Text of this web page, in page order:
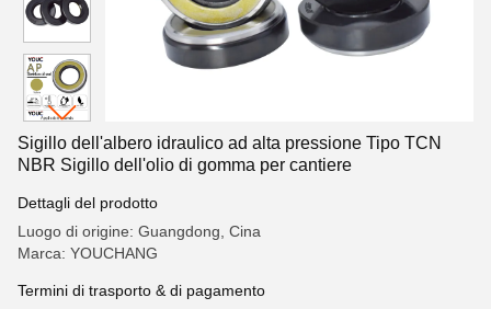
Sigillo dell'albero idraulico ad alta pressione Tipo TCN
NBR Sigillo dell'olio di gomma per cantiere
Dettagli del prodotto
Luogo di origine: Guangdong, Cina
Marca: YOUCHANG
Termini di trasporto & di pagamento